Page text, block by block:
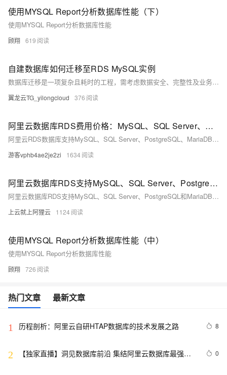
使用MYSQL Report分析数据库性能（下）
使用MYSQL Report分析数据库性能
顾翔 619
自建数据库如何迁移至RDS MySQL实例
数据库迁移是一项复杂且耗时的工程，需考虑数据安全、完整性及业务中断影响。使用阿里云数据传输服务DTS，可快速、平滑完成迁移任务，将应用停机时间降至分钟级。您还可通过全量备份自建数据库并恢复至RDS MySQL实例，实现间接迁移上云。
翼龙云TG_yilongcloud 376
阿里云数据库RDS费用价格：MySQL、SQL Server、PostgreSQL和MariaDB引擎收费标准
阿里云RDS数据库支持MySQL、SQL Server、PostgreSQL、MariaDB，多种引擎优惠上线！MySQL倚天版88元/年，SQL Server 2核4G仅299元/年，PostgreSQL 227元/年起。高可用、可弹性伸缩，安全稳定。详情见官网活动页。
游客vphb4ae2je2zi 1634
阿里云数据库RDS支持MySQL、SQL Server、PostgreSQL和MariaDB引擎
阿里云数据库RDS支持MySQL、SQL Server、PostgreSQL和MariaDB引擎，提供高性价比、稳定安全的云数据库服务，适用于多种行业与业务场景。
上云就上阿狸云 1124
使用MYSQL Report分析数据库性能（中）
使用MYSQL Report分析数据库性能
顾翔 726
热门文章 最新文章
1 历程剖析：阿里云自研HTAP数据库的技术发展之路 8
2
【独家直播】洞见数据库前沿 集结阿里云数据库最强阵
0